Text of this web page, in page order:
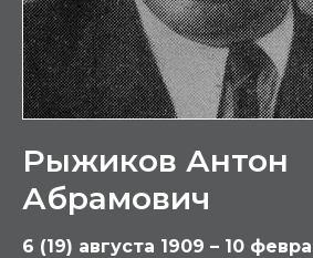
Рыжиков Антон
Абрамович
6 (19) августа 1909 – 10